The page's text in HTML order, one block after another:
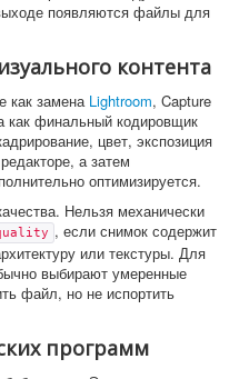
появляются файлы для
контента
как замена Lightroom, Capture
как финальный кодировщик
цвет, экспозиция
а затем
оптимизируется.
Нельзя механически
, если снимок содержит
или текстуры. Для
выбирают умеренные
файл, но не испортить
программ